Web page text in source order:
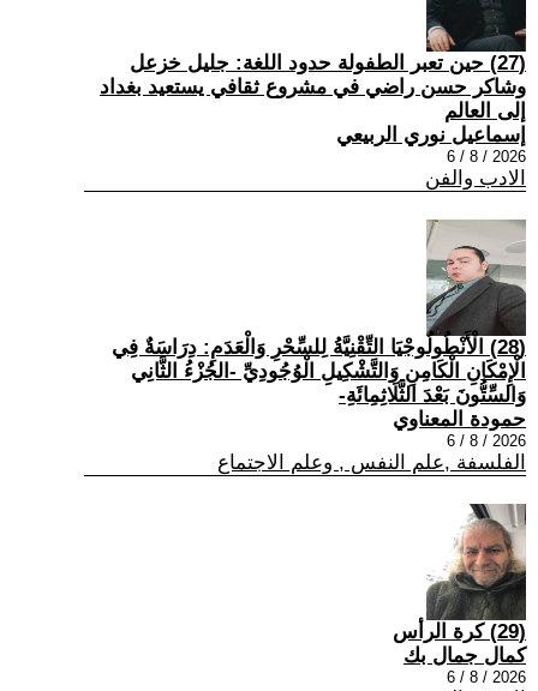
(27) حين تعبر الطفولة حدود اللغة: جليل خزعل
وشاكر حسن راضي في مشروع ثقافي يستعيد بغداد
إلى العالم
إسماعيل نوري الربيعي
2026 / 8 / 6
الادب والفن
(28) الْأَنْطُولُوجْيَا التِّقْنِيَّةُ لِلسِّحْرِ وَالْعَدَمِ: دِرَاسَةٌ فِي
الْإِمْكَانِ الْكَامِنِ وَالتَّشْكِيلِ الْوُجُودِيِّ -الجُزْءُ الثَّانِي
وَالسِّتُّونَ بَعْدَ الثَّلَاثِمِائَةِ-
حمودة المعناوي
2026 / 8 / 6
الفلسفة ,علم النفس , وعلم الاجتماع
(29) كرة الرأس
كمال جمال بك
2026 / 8 / 6